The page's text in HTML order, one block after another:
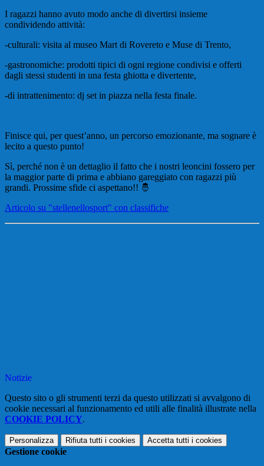
I ragazzi hanno avuto modo anche di divertirsi insieme
condividendo attività:
-culturali: visita al museo Mart di Rovereto e Muse di Trento,
-gastronomiche: prodotti tipici di ogni regione condivisi e offerti
dagli stessi studenti in una festa ghiotta e divertente,
-di intrattenimento: dj set in piazza nella festa finale.
Finisce qui, per quest’anno, un percorso emozionante, ma sognare è
lecito a questo punto!
Sì, perché non è un dettaglio il fatto che i nostri leoncini fossero per
la maggior parte di prima e abbiano gareggiato con ragazzi più
grandi. Prossime sfide ci aspettano!! 🤴
Articolo su "stellenellosport" con classifiche
Notizie
Questo sito o gli strumenti terzi da questo utilizzati si avvalgono di
cookie necessari al funzionamento ed utili alle finalità illustrate nella
COOKIE POLICY.
Personalizza Rifiuta tutti i cookies Accetta tutti i cookies
Gestione cookie